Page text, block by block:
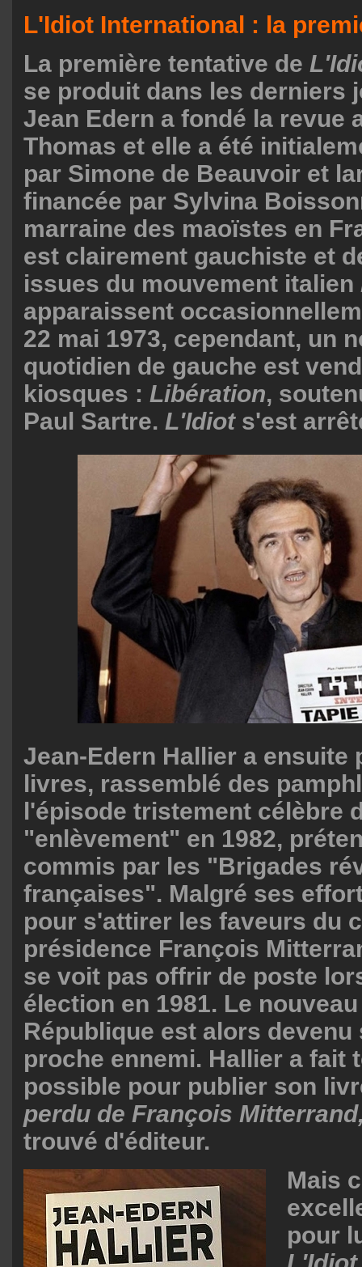
L'Idiot International : la
La première tentative de
se produit dans les derniers
Jean Edern a fondé la revue
Thomas et elle a été
par Simone de Beauvoir et
financée par Sylvina
marraine des maoïstes en
est clairement gauchiste et
issues du mouvement italien
apparaissent
22 mai 1973, cependant, un
quotidien de gauche est
kiosques : Libération,
Paul Sartre. L'Idiot s'est
Jean-Edern Hallier a ensuite
livres, rassemblé des
l'épisode tristement célèbre
"enlèvement" en 1982,
commis par les "Brigades
françaises". Malgré ses
pour s'attirer les faveurs du
présidence François
se voit pas offrir de poste
élection en 1981. Le
République est alors devenu
proche ennemi. Hallier a fait
possible pour publier son
perdu de François
trouvé d'éditeur.
Mais
pour